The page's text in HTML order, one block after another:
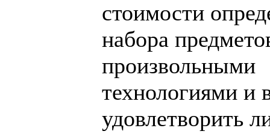
стоимости
набора
произвольными
технологиями
удовлетворить